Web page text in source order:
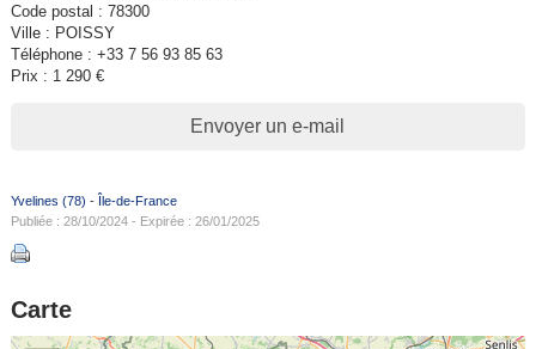
Code postal : 78300
Ville : POISSY
Téléphone : +33 7 56 93 85 63
Prix : 1 290 €
Envoyer un e-mail
Yvelines (78) - Île-de-France
Publiée : 28/10/2024 - Expirée : 26/01/2025
Carte